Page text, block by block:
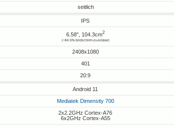
seitlich
IPS
6.58", 104.3cm2
(~84.5% bildschirm-zu-körper)
2408x1080
401
20:9
Android 11
Mediatek Dimensity 700
2x2.2GHz Cortex-A76
6x2GHz Cortex-A55